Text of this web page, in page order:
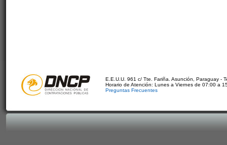
E.E.U.U. 961 c/ Tte. Fariña. Asunción, Paraguay -
Horario de Atención: Lunes a Viernes de 07:00 a
Preguntas Frecuentes